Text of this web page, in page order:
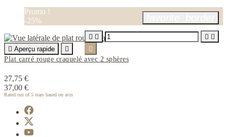
Promo !
-25%
 Aperçu rapide

Plat carré rouge craquelé avec 2 sphères
27,75 €
37,00 €
Rated out of 5 stars based on avis
   
